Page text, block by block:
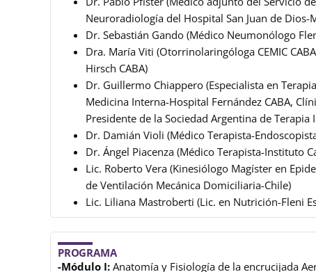
Neuroradiología del Hospital San Juan de Dios-
Dr. Sebastián Gando (Médico Neumonólogo
Dra. María Viti (Otorrinolaringóloga CEMIC
Hirsch CABA)
Dr. Guillermo Chiappero (Especialista en
Medicina Interna-Hospital Fernández CABA,
Presidente de la Sociedad Argentina de Terapia
Dr. Damián Violi (Médico Terapista-
Dr. Ángel Piacenza (Médico Terapista-Instituto
Lic. Roberto Vera (Kinesiólogo Magíster en
de Ventilación Mecánica Domiciliaria-Chile)
Lic. Liliana Mastroberti (Lic. en Nutrición-Fleni
PROGRAMA
-Módulo I: Anatomía y Fisiología de la encrucijada